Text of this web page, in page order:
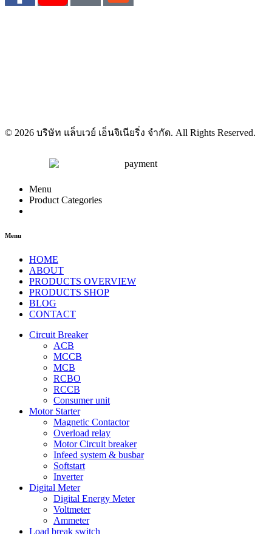
© 2026 บริษัท แล็บเวย์ เอ็นจิเนียริ่ง จำกัด. All Rights Reserved.
Menu
Product Categories
Menu
HOME
ABOUT
PRODUCTS OVERVIEW
PRODUCTS SHOP
BLOG
CONTACT
Circuit Breaker
ACB
MCCB
MCB
RCBO
RCCB
Consumer unit
Motor Starter
Magnetic Contactor
Overload relay
Motor Circuit breaker
Infeed system & busbar
Softstart
Inverter
Digital Meter
Digital Energy Meter
Voltmeter
Ammeter
Load break switch